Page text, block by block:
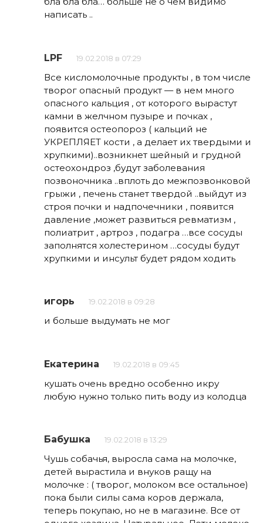
написать ..
LPF 19.02.2018 в 07:29
Все кисломолочные продукты , в том числе
творог опасный продукт — в нем много
опасного кальция , от которого вырастут
камни в желчном пузыре и почках ,
появится остеопороз ( кальций не
УКРЕПЛЯЕТ кости , а делает их твердыми и
хрупкими)..возникнет шейный и грудной
остеохондроз ,будут заболевания
позвоночника ..вплоть до межпозвонковой
грыжи , печень станет твердой ..выйдут из
строя почки и надпочечники , появится
давление ,может развиться ревматизм ,
полиатрит , артроз , подагра …все сосуды
заполнятся холестерином …сосуды будут
хрупкими и инсульт будет рядом ходить
игорь 19.02.2018 в 09:28
и больше выдумать не мог
Екатерина 19.02.2018 в 09:45
кушать очень вредно особенно икру
любую нужно только пить воду из колодца
Бабушка 19.02.2018 в 13:29
Чушь собачья, выросла сама на молочке,
детей вырастила и внуков ращу на
молочке : ( творог, молоком все остальное)
пока были силы сама коров держала,
теперь покупаю, но не в магазине. Все от